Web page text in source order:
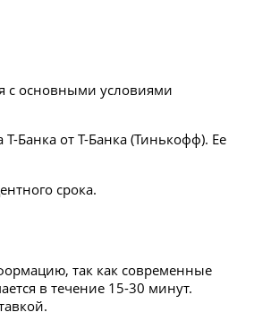
с основными условиями
Банка от Т-Банка (Тинькофф). Ее
срока.
так как современные
в течение 15-30 минут.